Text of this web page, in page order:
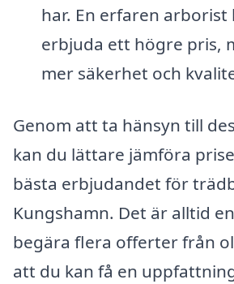
har. En erfaren arborist
erbjuda ett högre pris,
mer säkerhet och
Genom att ta hänsyn till
kan du lättare jämföra
bästa erbjudandet för
Kungshamn. Det är alltid
begära flera offerter från
att du kan få en